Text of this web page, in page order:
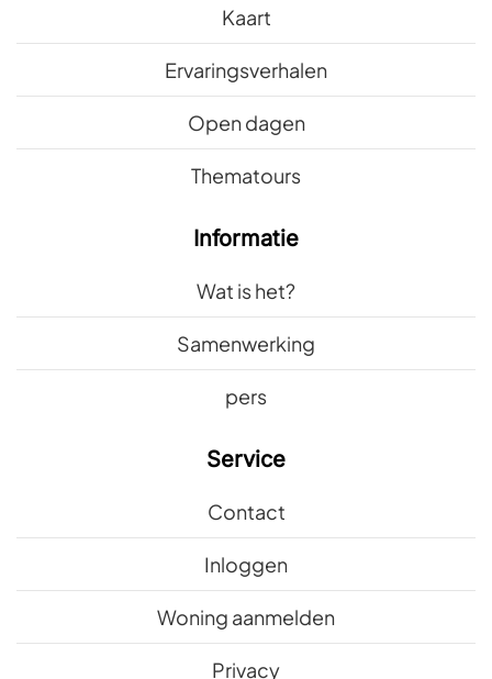
Kaart
Ervaringsverhalen
Open dagen
Thematours
Informatie
Wat is het?
Samenwerking
pers
Service
Contact
Inloggen
Woning aanmelden
Privacy